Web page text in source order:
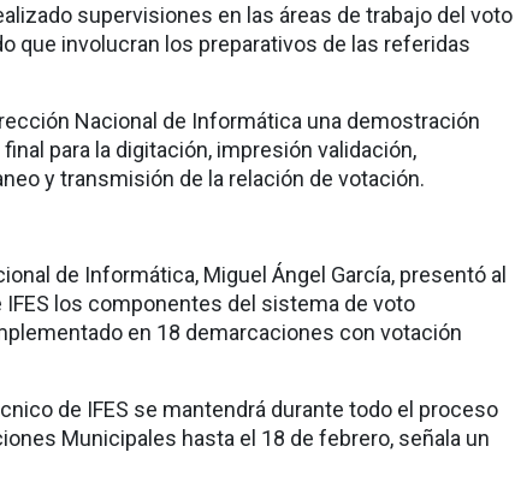
supervisiones en las áreas de trabajo del voto
que involucran los preparativos de las referidas
Nacional de Informática una demostración
para la digitación, impresión validación,
y transmisión de la relación de votación.
de Informática, Miguel Ángel García, presentó al
los componentes del sistema de voto
en 18 demarcaciones con votación
de IFES se mantendrá durante todo el proceso
Municipales hasta el 18 de febrero, señala un